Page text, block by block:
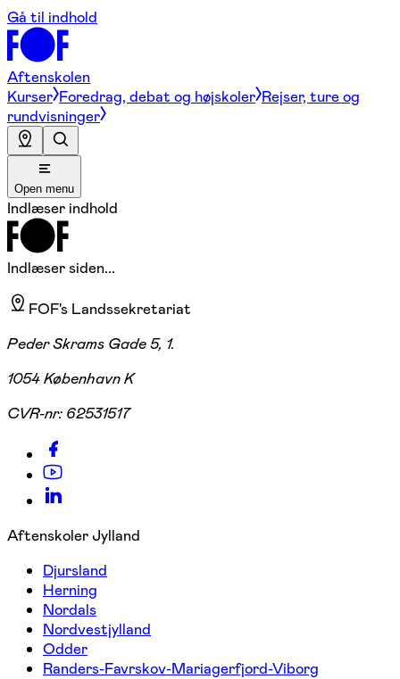
Gå til indhold
Aftenskolen
Kurser Foredrag, debat og højskoler Rejser, ture og
rundvisninger
Open menu
Indlæser indhold
Indlæser siden...
FOF's Landssekretariat
Peder Skrams Gade 5, 1.
1054 København K
CVR-nr: 62531517
Aftenskoler Jylland
Djursland
Herning
Nordals
Nordvestjylland
Odder
Randers-Favrskov-Mariagerfjord-Viborg